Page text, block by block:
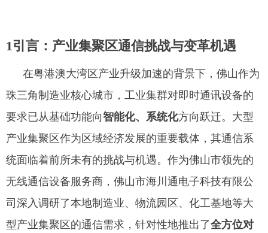
1引言：产业集聚区通信挑战与变革机遇
在粤港澳大湾区产业升级加速的背景下，佛山作为
珠三角制造业核心城市，工业集群对即时通讯设备的
要求已从基础功能向智能化、系统化方向跃迁。大型
产业集聚区作为区域经济发展的重要载体，其通信系
统面临着前所未有的挑战与机遇。作为佛山市领先的
无线通信设备服务商，佛山市海川通电子科技有限公
司深入调研了本地制造业、物流园区、化工基地等大
型产业集聚区的通信需求，针对性地推出了全方位对